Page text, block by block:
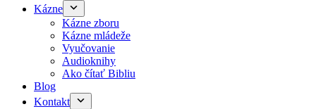
Kázne
Kázne zboru
Kázne mládeže
Vyučovanie
Audioknihy
Ako čítať Bibliu
Blog
Kontakt